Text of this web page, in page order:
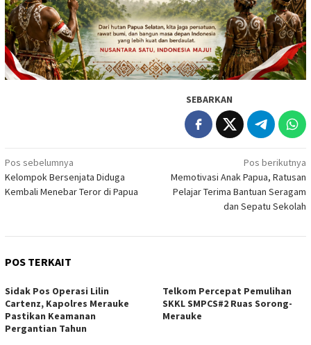
SEBARKAN
Navigasi
pos
Pos sebelumnya
Kelompok Bersenjata Diduga
Kembali Menebar Teror di Papua
Pos berikutnya
Memotivasi Anak Papua, Ratusan
Pelajar Terima Bantuan Seragam
dan Sepatu Sekolah
POS TERKAIT
Sidak Pos Operasi Lilin
Cartenz, Kapolres Merauke
Pastikan Keamanan
Pergantian Tahun
Telkom Percepat Pemulihan
SKKL SMPCS#2 Ruas Sorong-
Merauke